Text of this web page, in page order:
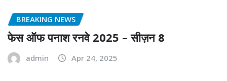
BREAKING NEWS
फेस ऑफ पनाश रनवे 2025 – सीज़न 8
admin Apr 24, 2025